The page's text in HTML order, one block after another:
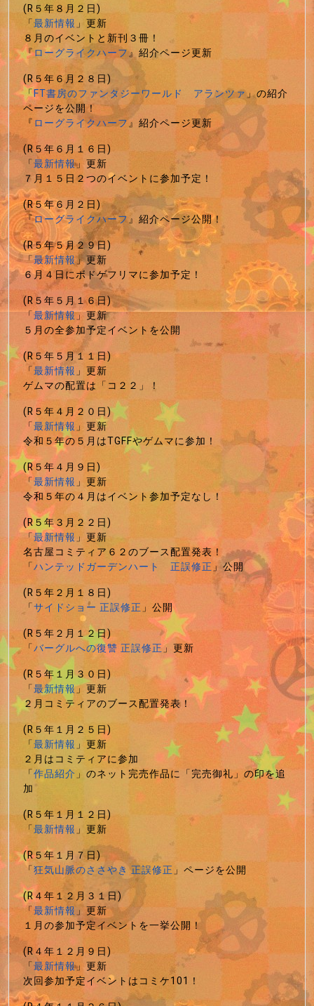
(R５年８月２日)
「最新情報」更新
８月のイベントと新刊３冊！
『ローグライクハーフ』紹介ページ更新
(R５年６月２８日)
「FT書房のファンタジーワールド アランツァ」の紹介
ページを公開！
『ローグライクハーフ』紹介ページ更新
(R５年６月１６日)
「最新情報」更新
７月１５日２つのイベントに参加予定！
(R５年６月２日)
『ローグライクハーフ』紹介ページ公開！
(R５年５月２９日)
「最新情報」更新
６月４日にボドゲフリマに参加予定！
(R５年５月１６日)
「最新情報」更新
５月の全参加予定イベントを公開
(R５年５月１１日)
「最新情報」更新
ゲムマの配置は「コ２２」！
(R５年４月２０日)
「最新情報」更新
令和５年の５月はTGFFやゲムマに参加！
(R５年４月９日)
「最新情報」更新
令和５年の４月はイベント参加予定なし！
(R５年３月２２日)
「最新情報」更新
名古屋コミティア６２のブース配置発表！
「ハンテッドガーデンハート 正誤修正」公開
(R５年２月１８日)
「サイドショー 正誤修正」公開
(R５年２月１２日)
「バーグルへの復讐 正誤修正」更新
(R５年１月３０日)
「最新情報」更新
２月コミティアのブース配置発表！
(R５年１月２５日)
「最新情報」更新
２月はコミティアに参加
「作品紹介」のネット完売作品に「完売御礼」の印を追
加
(R５年１月１２日)
「最新情報」更新
(R５年１月７日)
「狂気山脈のささやき 正誤修正」ページを公開
(R４年１２月３１日)
「最新情報」更新
１月の参加予定イベントを一挙公開！
(R４年１２月９日)
「最新情報」更新
次回参加予定イベントはコミケ101！